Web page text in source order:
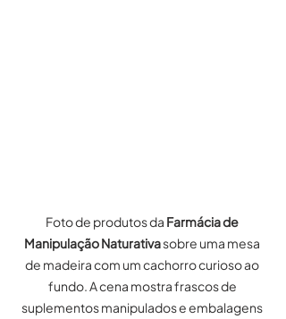
Foto de produtos da Farmácia de
Manipulação Naturativa sobre uma mesa
de madeira com um cachorro curioso ao
fundo. A cena mostra frascos de
suplementos manipulados e embalagens